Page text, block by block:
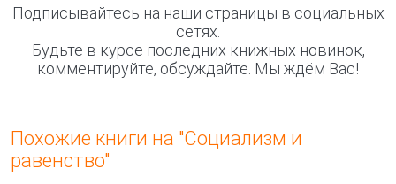
Подписывайтесь на наши страницы в социальных
сетях.
Будьте в курсе последних книжных новинок,
комментируйте, обсуждайте. Мы ждём Вас!
Похожие книги на "Социализм и
равенство"